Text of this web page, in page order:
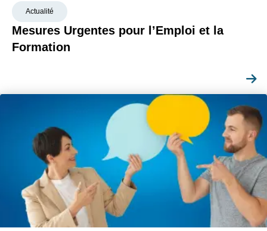
Actualité
Mesures Urgentes pour l’Emploi et la
Formation